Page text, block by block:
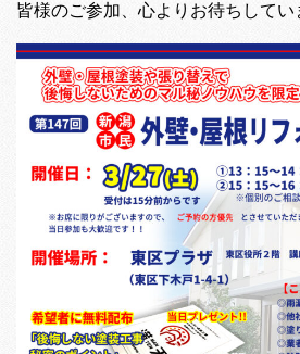
皆様のご参加、心よりお待ちしてい